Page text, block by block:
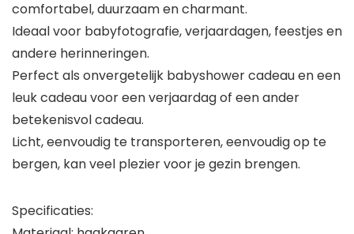
comfortabel, duurzaam en charmant.
Ideaal voor babyfotografie, verjaardagen, feestjes en
andere herinneringen.
Perfect als onvergetelijk babyshower cadeau en een
leuk cadeau voor een verjaardag of een ander
betekenisvol cadeau.
Licht, eenvoudig te transporteren, eenvoudig op te
bergen, kan veel plezier voor je gezin brengen.
Specificaties: